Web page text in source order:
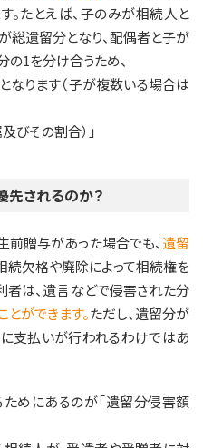
。たとえば、子のみが相続人と
総遺留分となり、配偶者と子が
1を分け合うため、
となります（子が複数いる場合は
びその割合）」
されるのか？
前贈与があった場合でも、 遺留
続欠格や廃除によって相続権を
者は、遺言などで侵害された分
ができます。ただし、遺留分が
支払いが行われるわけではあ
めにあるのが「遺留分侵害額